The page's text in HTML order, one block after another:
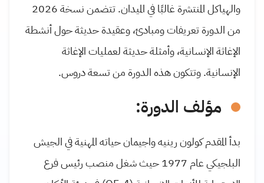
والهياكل المنتشرة غالبًا في الميدان. تتضمن نسخة 2026
من الدورة تعريفات ومبادئ، وعقيدة حديثة حول أنشطة
الإغاثة الإنسانية، وأمثلة حديثة لعمليات الإغاثة
الإنسانية. وتتكون هذه الدورة من تسعة دروس.
مؤلف الدورة:
بدأ المقدم كولون رينيه واجيمان حياته المهنية في الجيش
البلجيكي عام 1977 حيث شغل منصب رئيس فرع